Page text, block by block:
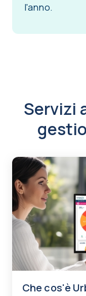
l'anno.
Servizi
Che cos'è